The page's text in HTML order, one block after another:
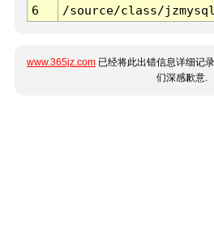
6 /source/class/
www.365jz.com 已经将此出错信息详细记
们深感歉意.